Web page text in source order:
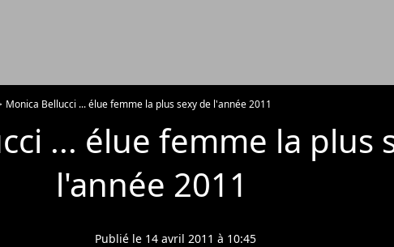
Monica Bellucci ... élue femme la plus sexy de l'année 2011
... élue femme la plus
l'année 2011
Publié le 14 avril 2011 à 10:45